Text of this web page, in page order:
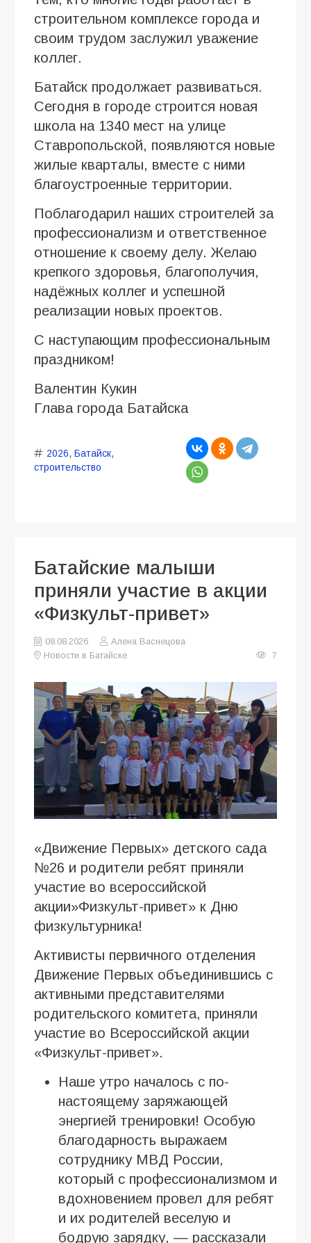
строительном комплексе города и
своим трудом заслужил уважение
коллег.
Батайск продолжает развиваться.
Сегодня в городе строится новая
школа на 1340 мест на улице
Ставропольской, появляются новые
жилые кварталы, вместе с ними
благоустроенные территории.
Поблагодарил наших строителей за
профессионализм и ответственное
отношение к своему делу. Желаю
крепкого здоровья, благополучия,
надёжных коллег и успешной
реализации новых проектов.
С наступающим профессиональным
праздником!
Валентин Кукин
Глава города Батайска
2026, Батайск,
строительство
Батайские малыши
приняли участие в акции
«Физкульт-привет»
08.08.2026
Алена Васнецова
Новости в Батайске
7
«Движение Первых» детского сада
№26 и родители ребят приняли
участие во всероссийской
акции»Физкульт-привет» к Дню
физкультурника!
Активисты первичного отделения
Движение Первых объединившись с
активными представителями
родительского комитета, приняли
участие во Всероссийской акции
«Физкульт-привет».
Наше утро началось с по-
настоящему заряжающей
энергией тренировки! Особую
благодарность выражаем
сотруднику МВД России,
который с профессионализмом и
вдохновением провел для ребят
и их родителей веселую и
бодрую зарядку, — рассказали